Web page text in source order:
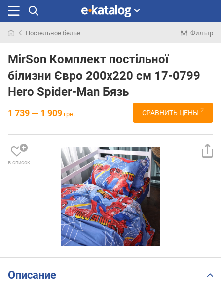
раньше
Постельное белье Фильтр
MirSon Комплект постільної
білизни Євро 200х220 см 17-0799
Hero Spider-Man Бязь
1 739 — 1 909 грн. СРАВНИТЬ ЦЕНЫ 2
в список
Описание